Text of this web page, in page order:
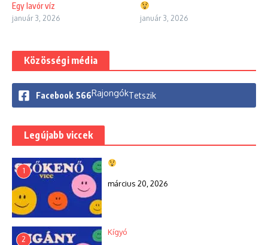
Egy lavór víz
január 3, 2026 január 3, 2026
Közösségi média
Facebook 566RajongókTetszik
Legújabb viccek
1
március 20, 2026
2
Kígyó